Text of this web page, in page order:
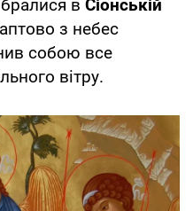
в Сіонській
з небес
собою все
вітру.